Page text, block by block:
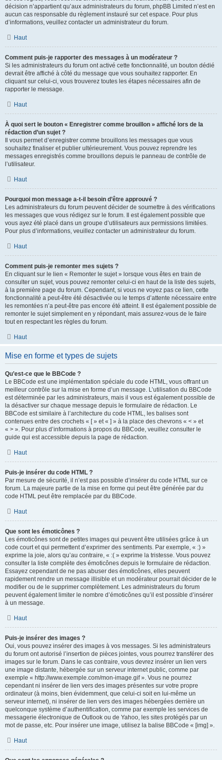
décision n’appartient qu’aux administrateurs du forum, phpBB Limited n’est en
aucun cas responsable du règlement instauré sur cet espace. Pour plus
d’informations, veuillez contacter un administrateur du forum.
Haut
Comment puis-je rapporter des messages à un modérateur ?
Si les administrateurs du forum ont activé cette fonctionnalité, un bouton dédié
devrait être affiché à côté du message que vous souhaitez rapporter. En
cliquant sur celui-ci, vous trouverez toutes les étapes nécessaires afin de
rapporter le message.
Haut
À quoi sert le bouton « Enregistrer comme brouillon » affiché lors de la
rédaction d’un sujet ?
Il vous permet d’enregistrer comme brouillons les messages que vous
souhaitez finaliser et publier ultérieurement. Vous pouvez reprendre les
messages enregistrés comme brouillons depuis le panneau de contrôle de
l’utilisateur.
Haut
Pourquoi mon message a-t-il besoin d’être approuvé ?
Les administrateurs du forum peuvent décider de soumettre à des vérifications
les messages que vous rédigez sur le forum. Il est également possible que
vous ayez été placé dans un groupe d’utilisateurs aux permissions limitées.
Pour plus d’informations, veuillez contacter un administrateur du forum.
Haut
Comment puis-je remonter mes sujets ?
En cliquant sur le lien « Remonter le sujet » lorsque vous êtes en train de
consulter un sujet, vous pouvez remonter celui-ci en haut de la liste des sujets,
à la première page du forum. Cependant, si vous ne voyez pas ce lien, cette
fonctionnalité a peut-être été désactivée ou le temps d’attente nécessaire entre
les remontées n’a peut-être pas encore été atteint. Il est également possible de
remonter le sujet simplement en y répondant, mais assurez-vous de le faire
tout en respectant les règles du forum.
Haut
Mise en forme et types de sujets
Qu’est-ce que le BBCode ?
Le BBCode est une implémentation spéciale du code HTML, vous offrant un
meilleur contrôle sur la mise en forme d’un message. L’utilisation du BBCode
est déterminée par les administrateurs, mais il vous est également possible de
la désactiver sur chaque message depuis le formulaire de rédaction. Le
BBCode est similaire à l’architecture du code HTML, les balises sont
contenues entre des crochets « [ » et « ] » à la place des chevrons « < » et
« > ». Pour plus d’informations à propos du BBCode, veuillez consulter le
guide qui est accessible depuis la page de rédaction.
Haut
Puis-je insérer du code HTML ?
Par mesure de sécurité, il n’est pas possible d’insérer du code HTML sur ce
forum. La majeure partie de la mise en forme qui peut être générée par du
code HTML peut être remplacée par du BBCode.
Haut
Que sont les émoticônes ?
Les émoticônes sont de petites images qui peuvent être utilisées grâce à un
code court et qui permettent d’exprimer des sentiments. Par exemple, « :) »
exprime la joie, alors qu’au contraire, « :( » exprime la tristesse. Vous pouvez
consulter la liste complète des émoticônes depuis le formulaire de rédaction.
Essayez cependant de ne pas abuser des émoticônes, elles peuvent
rapidement rendre un message illisible et un modérateur pourrait décider de le
modifier ou de le supprimer complètement. Les administrateurs du forum
peuvent également limiter le nombre d’émoticônes qu’il est possible d’insérer
à un message.
Haut
Puis-je insérer des images ?
Oui, vous pouvez insérer des images à vos messages. Si les administrateurs
du forum ont autorisé l’insertion de pièces jointes, vous pourrez transférer des
images sur le forum. Dans le cas contraire, vous devrez insérer un lien vers
une image distante, hébergée sur un serveur internet public, comme par
exemple « http://www.exemple.com/mon-image.gif ». Vous ne pourrez
cependant ni insérer de lien vers des images présentes sur votre propre
ordinateur (à moins, bien évidemment, que celui-ci soit en lui-même un
serveur internet), ni insérer de lien vers des images hébergées derrière un
quelconque système d’authentification, comme par exemple les services de
messagerie électronique de Outlook ou de Yahoo, les sites protégés par un
mot de passe, etc. Pour insérer une image, utilisez la balise BBCode « [img] ».
Haut